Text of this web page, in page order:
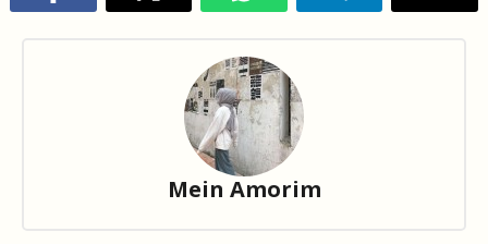
Mein Amorim